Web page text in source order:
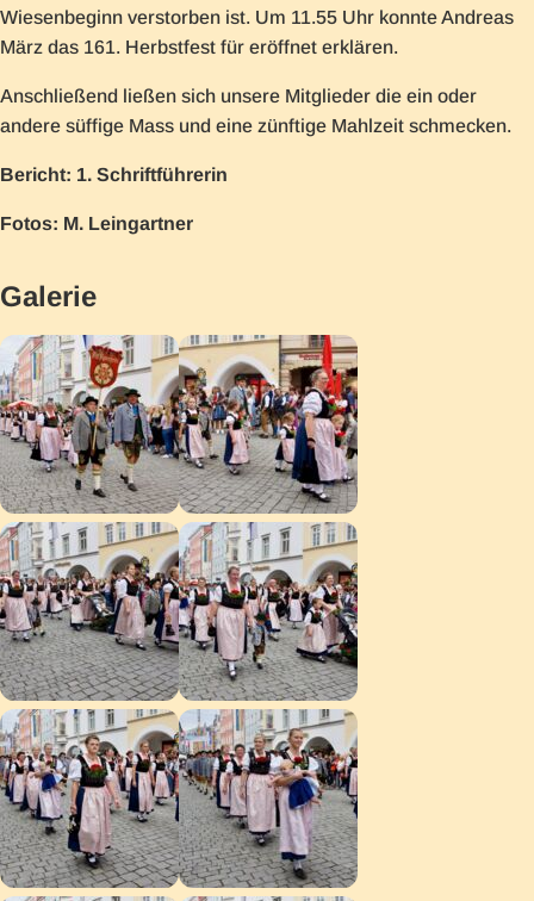
Wiesenbeginn verstorben ist. Um 11.55 Uhr konnte Andreas
März das 161. Herbstfest für eröffnet erklären.
Anschließend ließen sich unsere Mitglieder die ein oder
andere süffige Mass und eine zünftige Mahlzeit schmecken.
Bericht: 1. Schriftführerin
Fotos: M. Leingartner
Galerie